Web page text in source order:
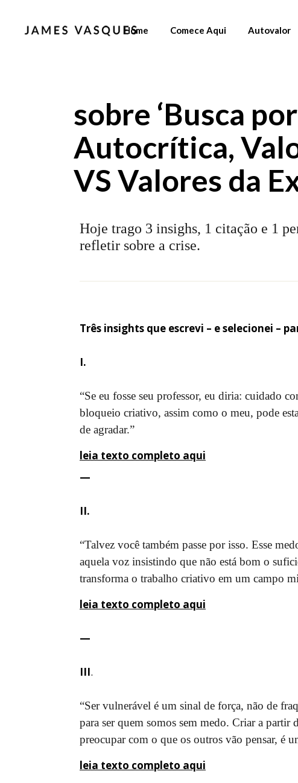
Home Comece Aqui Autovalor
sobre ‘Busca
Autocrítica,
VS Valores da
Hoje trago 3 insighs, 1 citação e 1
refletir sobre a crise.
Três insights que escrevi – e selecionei –
I.
“Se eu fosse seu professor, eu diria: cuidado
bloqueio criativo, assim como o meu, pode
de agradar.”
leia texto completo aqui
—
II.
“Talvez você também passe por isso. Esse
aquela voz insistindo que não está bom o
transforma o trabalho criativo em um campo
leia texto completo aqui
—
III.
“Ser vulnerável é um sinal de força, não de
para ser quem somos sem medo. Criar a partir
preocupar com o que os outros vão pensar, é
leia texto completo aqui